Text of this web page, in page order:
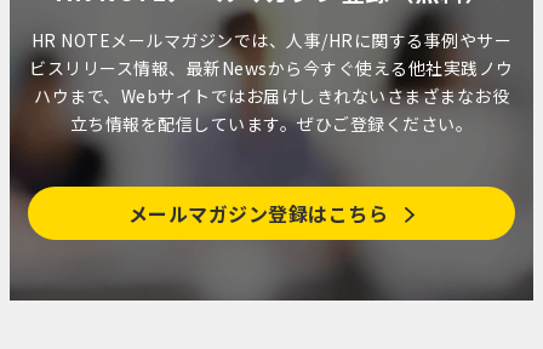
HR NOTEメールマガジンでは、人事/HRに関する事例やサー
ビスリリース情報、最新Newsから今すぐ使える他社実践ノウ
ハウまで、Webサイトではお届けしきれないさまざまなお役
立ち情報を配信しています。ぜひご登録ください。
メールマガジン登録はこちら